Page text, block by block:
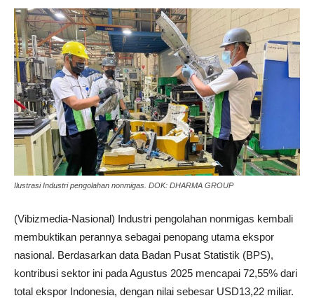
Ilustrasi Industri pengolahan nonmigas. DOK: DHARMA GROUP
(Vibizmedia-Nasional) Industri pengolahan nonmigas kembali
membuktikan perannya sebagai penopang utama ekspor
nasional. Berdasarkan data Badan Pusat Statistik (BPS),
kontribusi sektor ini pada Agustus 2025 mencapai 72,55% dari
total ekspor Indonesia, dengan nilai sebesar USD13,22 miliar.